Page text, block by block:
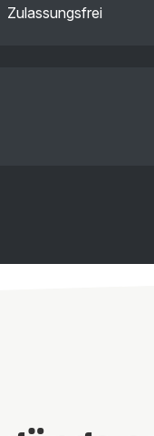
Zulassungsfrei